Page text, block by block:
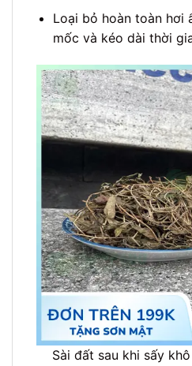
Loại bỏ hoàn toàn hơi
mốc và kéo dài thời
Sài đất sau khi sấy